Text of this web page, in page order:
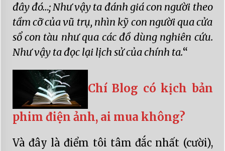
đây đó…; Như vậy ta đánh giá con người theo
tầm cỡ của vũ trụ, nhìn kỹ con người qua cửa
sổ con tàu như qua các đồ dùng nghiên cứu.
Như vậy ta đọc lại lịch sử của chính ta.“
Chí Blog có kịch bản
phim điện ảnh, ai mua không?
Và đây là điểm tôi tâm đắc nhất (cười),